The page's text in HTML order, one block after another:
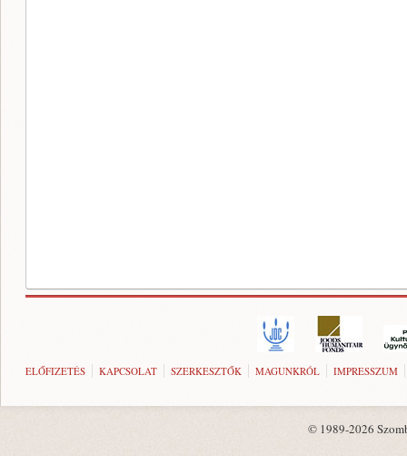
ELŐFIZETÉS KAPCSOLAT SZERKESZTŐK MAGUNKRÓL IMPRESSZUM
© 1989-2026